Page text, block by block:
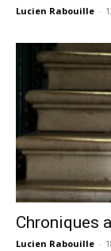
Lucien Rabouille -
Chroniques
Lucien Rabouille -